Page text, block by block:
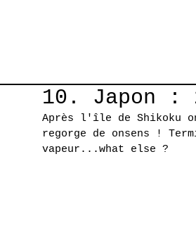
10. Japon :
Après l'île de Shikoku
regorge de onsens !
vapeur...what else ?